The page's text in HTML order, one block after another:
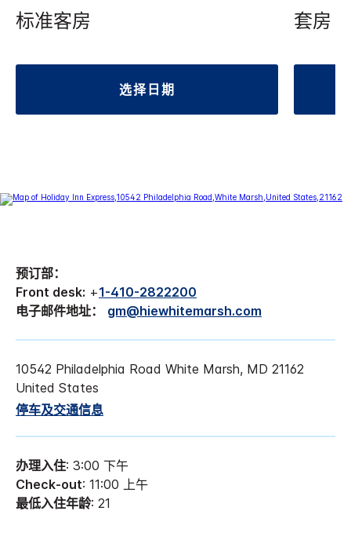
标准客房
选择日期
套房
预订部：
Front desk: +1-410-2822200
电子邮件地址：
gm@hiewhitemarsh.com
10542 Philadelphia Road White Marsh, MD 21162
United States
停车及交通信息
办理入住: 3:00 下午
Check-out: 11:00 上午
最低入住年龄: 21